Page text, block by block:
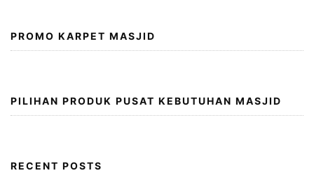
PROMO KARPET MASJID
PILIHAN PRODUK PUSAT KEBUTUHAN MASJID
RECENT POSTS